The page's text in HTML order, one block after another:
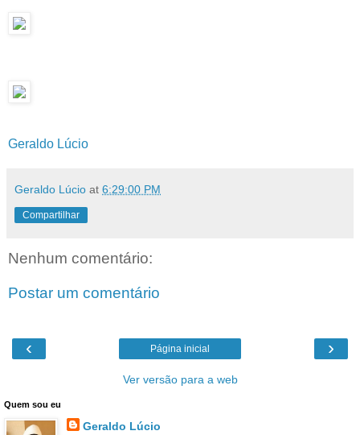
Geraldo Lúcio
Geraldo Lúcio at 6:29:00 PM
Compartilhar
Nenhum comentário:
Postar um comentário
‹ ›
Página inicial
Ver versão para a web
Quem sou eu
Geraldo Lúcio